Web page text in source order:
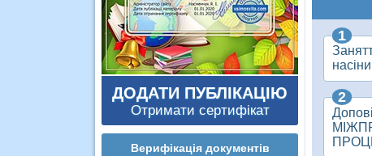
ДОДАТИ ПУБЛІКАЦІЮ
Отримати сертифікат
Верифікація документів